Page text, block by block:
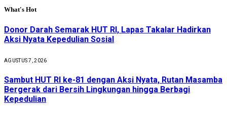
What's Hot
Donor Darah Semarak HUT RI, Lapas Takalar Hadirkan
Aksi Nyata Kepedulian Sosial
AGUSTUS 7, 2026
Sambut HUT RI ke-81 dengan Aksi Nyata, Rutan Masamba
Bergerak dari Bersih Lingkungan hingga Berbagi
Kepedulian